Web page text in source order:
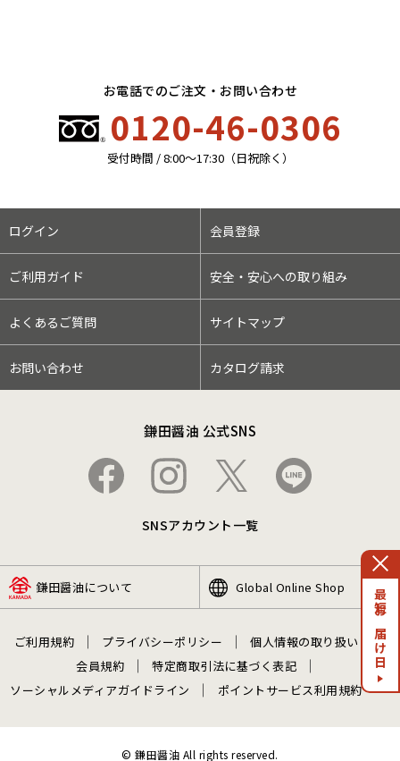
最短お届け日
お電話でのご注文・お問い合わせ
0120-46-0306
受付時間 / 8:00〜17:30（日祝除く）
ログイン 会員登録
ご利用ガイド 安全・安心への取り組み
よくあるご質問 サイトマップ
お問い合わせ カタログ請求
鎌田醤油 公式SNS
SNSアカウント一覧
鎌田醤油について Global Online Shop
ご利用規約 プライバシーポリシー
個人情報の取り扱い
会員規約
特定商取引法に基づく表記
ソーシャルメディアガイドライン
ポイントサービス利用規約
© 鎌田醤油 All rights reserved.